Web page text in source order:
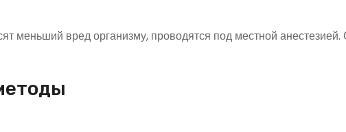
меньший вред организму, проводятся под местной